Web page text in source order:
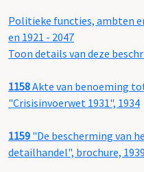
Politieke functies, ambten
en 1921 - 2047
Toon details van deze
1158Akte van benoeming
"Crisisinvoerwet 1931", 1934
1159 "De bescherming van
detailhandel", brochure, 1939